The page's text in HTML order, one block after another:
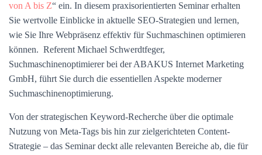
von A bis Z“ ein. In diesem praxisorientierten Seminar erhalten
Sie wertvolle Einblicke in aktuelle SEO-Strategien und lernen,
wie Sie Ihre Webpräsenz effektiv für Suchmaschinen optimieren
können. Referent Michael Schwerdtfeger,
Suchmaschinenoptimierer bei der ABAKUS Internet Marketing
GmbH, führt Sie durch die essentiellen Aspekte moderner
Suchmaschinenoptimierung.
Von der strategischen Keyword-Recherche über die optimale
Nutzung von Meta-Tags bis hin zur zielgerichteten Content-
Strategie – das Seminar deckt alle relevanten Bereiche ab, die für